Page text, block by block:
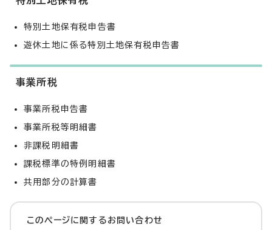
特別土地保有税申告書
遊休土地に係る特別土地保有税申告書
事業所税
事業所税申告書
事業所税等明細書
非課税明細書
課税標準の特例明細書
共用部分の計算書
このページに関する お問い合わせ